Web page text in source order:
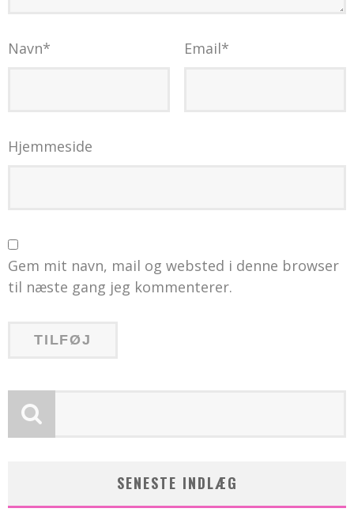
Navn* Email*
Hjemmeside
Gem mit navn, mail og websted i denne browser
til næste gang jeg kommenterer.
SENESTE INDLÆG